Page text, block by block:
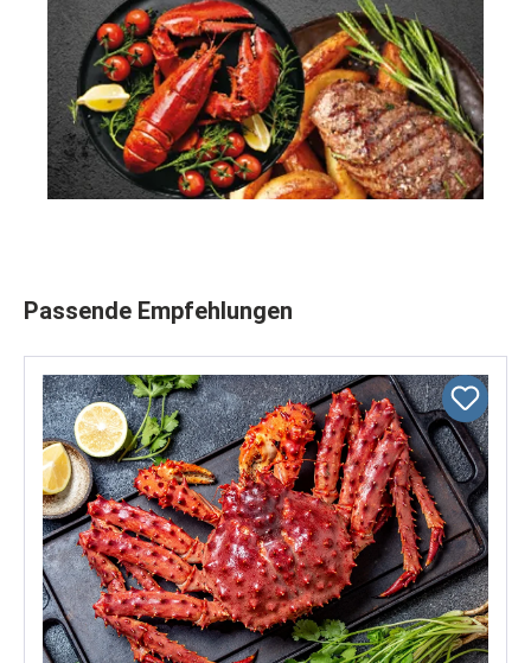
Produktgalerie überspringen
Passende Empfehlungen